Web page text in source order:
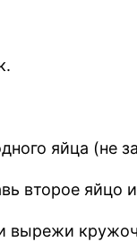
яйца (не
второе
и вырежи